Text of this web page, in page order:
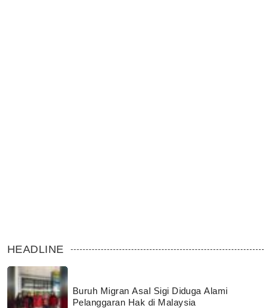
HEADLINE
Buruh Migran Asal Sigi Diduga Alami
Pelanggaran Hak di Malaysia